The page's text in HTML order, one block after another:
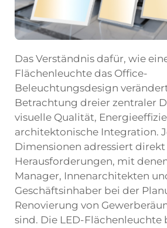
Das Verständnis dafür, wie
Flächenleuchte das Office-
Beleuchtungsdesign
Betrachtung dreier zentraler
visuelle Qualität,
architektonische Integration.
Dimensionen adressiert direkt
Herausforderungen, mit
Manager, Innenarchitekten
Geschäftsinhaber bei der
Renovierung von
sind. Die LED-Flächenleuchte